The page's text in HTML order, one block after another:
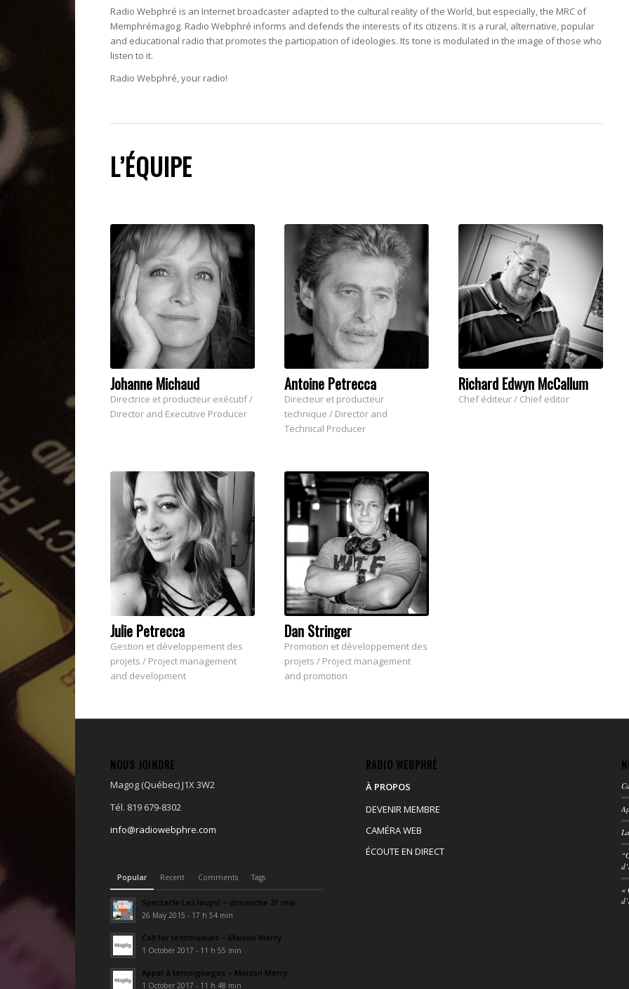
Radio Webphré is an Internet broadcaster adapted to the cultural reality of the World, but especially, the MRC of
Memphrémagog. Radio Webphré informs and defends the interests of its citizens. It is a rural, alternative, popular
and educational radio that promotes the participation of ideologies. Its tone is modulated in the image of those who
listen to it.
Radio Webphré, your radio!
L’ÉQUIPE
Johanne Michaud
Directrice et producteur exécutif /
Director and Executive Producer
Antoine Petrecca
Directeur et producteur
technique / Director and
Technical Producer
Richard Edwyn McCallum
Chef éditeur / Chief editor
Julie Petrecca
Gestion et développement des
projets / Project management
and development
Dan Stringer
Promotion et développement des
projets / Project management
and promotion
NOUS JOINDRE
Magog (Québec) J1X 3W2
Tél. 819 679-8302
info@radiowebphre.com
Popular Recent Comments Tags
Spectacle Les loups! – dimanche 31 mai
26 May 2015 - 17 h 54 min
Call for testimonials – Maison Merry
1 October 2017 - 11 h 55 min
Appel à témoignages – Maison Merry
1 October 2017 - 11 h 48 min
RADIO WEBPHRÉ
À PROPOS
DEVENIR MEMBRE
CAMÉRA WEB
ÉCOUTE EN DIRECT
«